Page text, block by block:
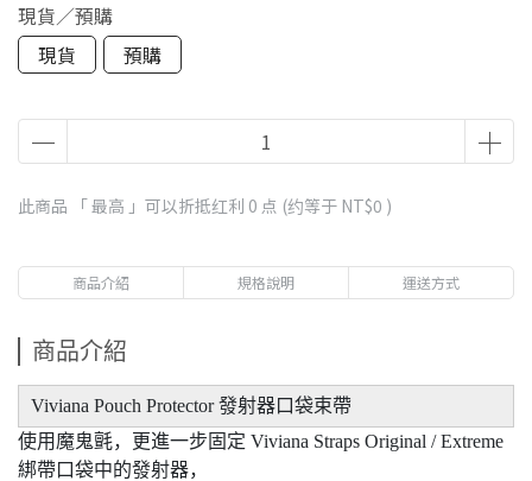
現貨／預購
現貨
預購
此商品 「 最高 」可以折抵红利 0 点 (约等于 NT$0 )
商品介紹 規格說明 運送方式
商品介紹
Viviana Pouch Protector 發射器口袋束帶
使用魔鬼氈，更進一步固定 Viviana Straps Original / Extreme
綁帶口袋中的發射器，